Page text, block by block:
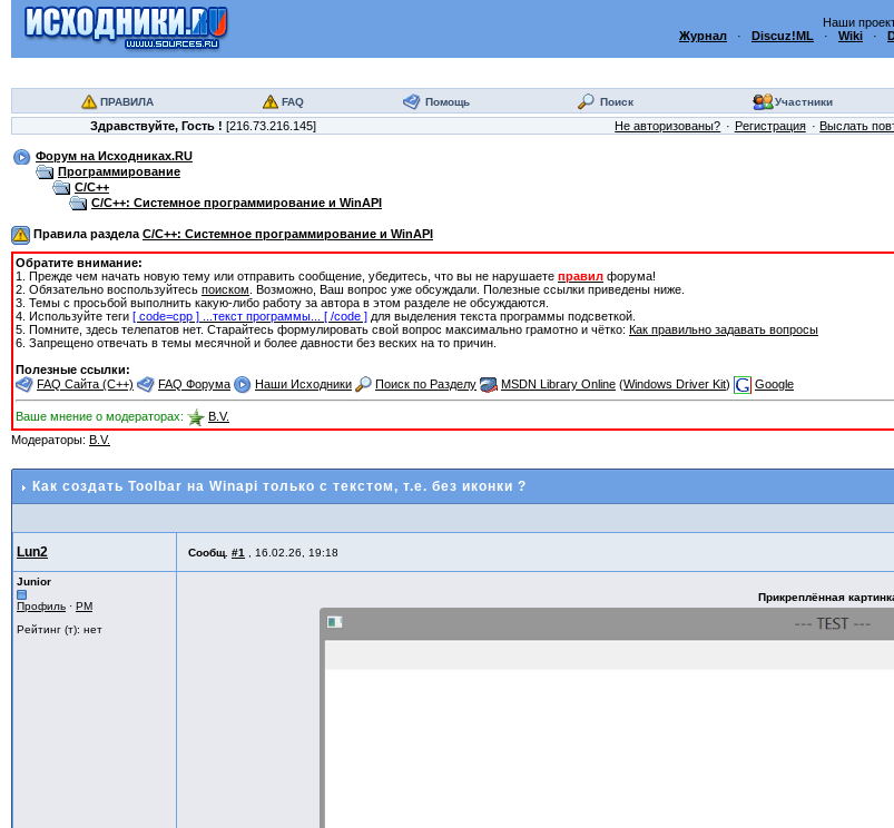
Наши
Журнал · Discuz!ML · Wiki ·
ПРАВИЛА FAQ Помощь Поиск Участники
Здравствуйте, Гость ! [216.73.216.145] Не авторизованы? Регистрация Выслать
Форум на Исходниках.RU
Программирование
C/C++
C/C++: Системное программирование и WinAPI
Правила разделаC/C++: Системное программирование и WinAPI
Обратите внимание:
1. Прежде чем начать новую тему или отправить сообщение, убедитесь, что вы не нарушаете правил форума!
2. Обязательно воспользуйтесь поиском . Возможно, Ваш вопрос уже обсуждали. Полезные ссылки приведены ниже.
3. Темы с просьбой выполнить какую-либо работу за автора в этом разделе не обсуждаются.
4. Используйте теги [ code=cpp ] ...текст программы... [ /code ] для выделения текста программы подсветкой.
5. Помните, здесь телепатов нет. Старайтесь формулировать свой вопрос максимально грамотно и чётко: Как правильно задавать вопросы
6. Запрещено отвечать в темы месячной и более давности без веских на то причин.
Полезные ссылки:
FAQ Сайта (C++)
FAQ Форума Наши Исходники Поиск по Разделу MSDN Library Online (Windows Driver Kit) Google
Ваше мнение о модераторах:
B.V.
Модераторы: B.V.
Как создать Toolbar на Winapi только с текстом, т.е. без иконки ?
Lun2 Сообщ. #1 16.02.26, 19:18
Junior
Профиль · PM
Рейтинг (т): нет
Прикреплённая